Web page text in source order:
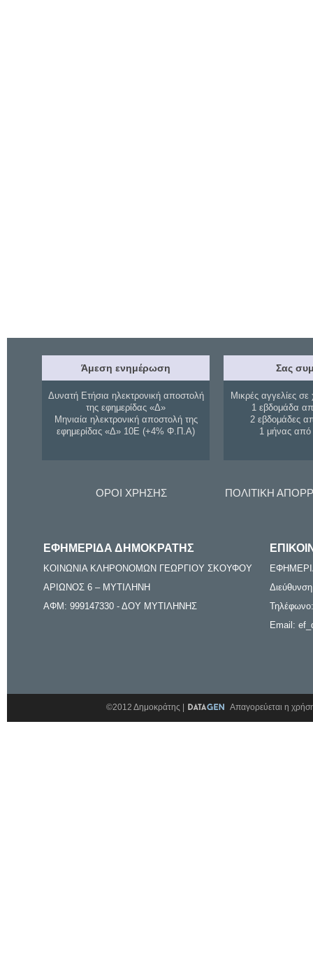
Άμεση ενημέρωση
Δυνατή Ετήσια ηλεκτρονική αποστολή
της εφημερίδας «Δ»
Μηνιαία ηλεκτρονική αποστολή της
εφημερίδας «Δ» 10Ε (+4% Φ.Π.Α)
Σας
Μικρές αγγελίες σε
1 εβδομάδα
2 εβδομάδες
1 μήνας
ΟΡΟΙ ΧΡΗΣΗΣ ΠΟΛΙΤΙΚΗ
ΕΦΗΜΕΡΙΔΑ ΔΗΜΟΚΡΑΤΗΣ
ΚΟΙΝΩΝΙΑ ΚΛΗΡΟΝΟΜΩΝ ΓΕΩΡΓΙΟΥ ΣΚΟΥΦΟΥ
ΑΡΙΩΝΟΣ 6 – ΜΥΤΙΛΗΝΗ
ΑΦΜ: 999147330 - ΔΟΥ ΜΥΤΙΛΗΝΗΣ
Email:
©2012 Δημοκράτης | Απαγορεύεται η